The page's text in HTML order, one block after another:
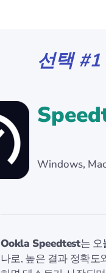
선택 #1
Windows,
Ookla Speedtest는 오
나로, 높은 결과 정확도